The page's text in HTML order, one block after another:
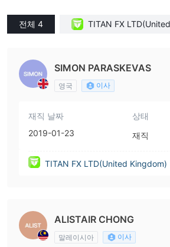
전체 4 TITAN FX
SIMON PARASKEVAS
영국 이사
재직 날짜
2019-01-23
상태
재직
TITAN FX LTD(United Kingdom)
ALISTAIR CHONG
말레이시아 이사